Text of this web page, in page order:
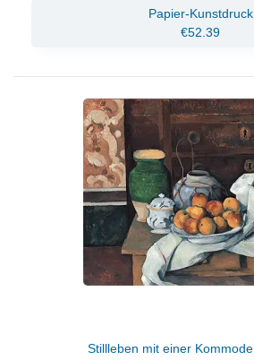
Papier-Kunstdruck
€52.39
Stillleben mit einer Kommode